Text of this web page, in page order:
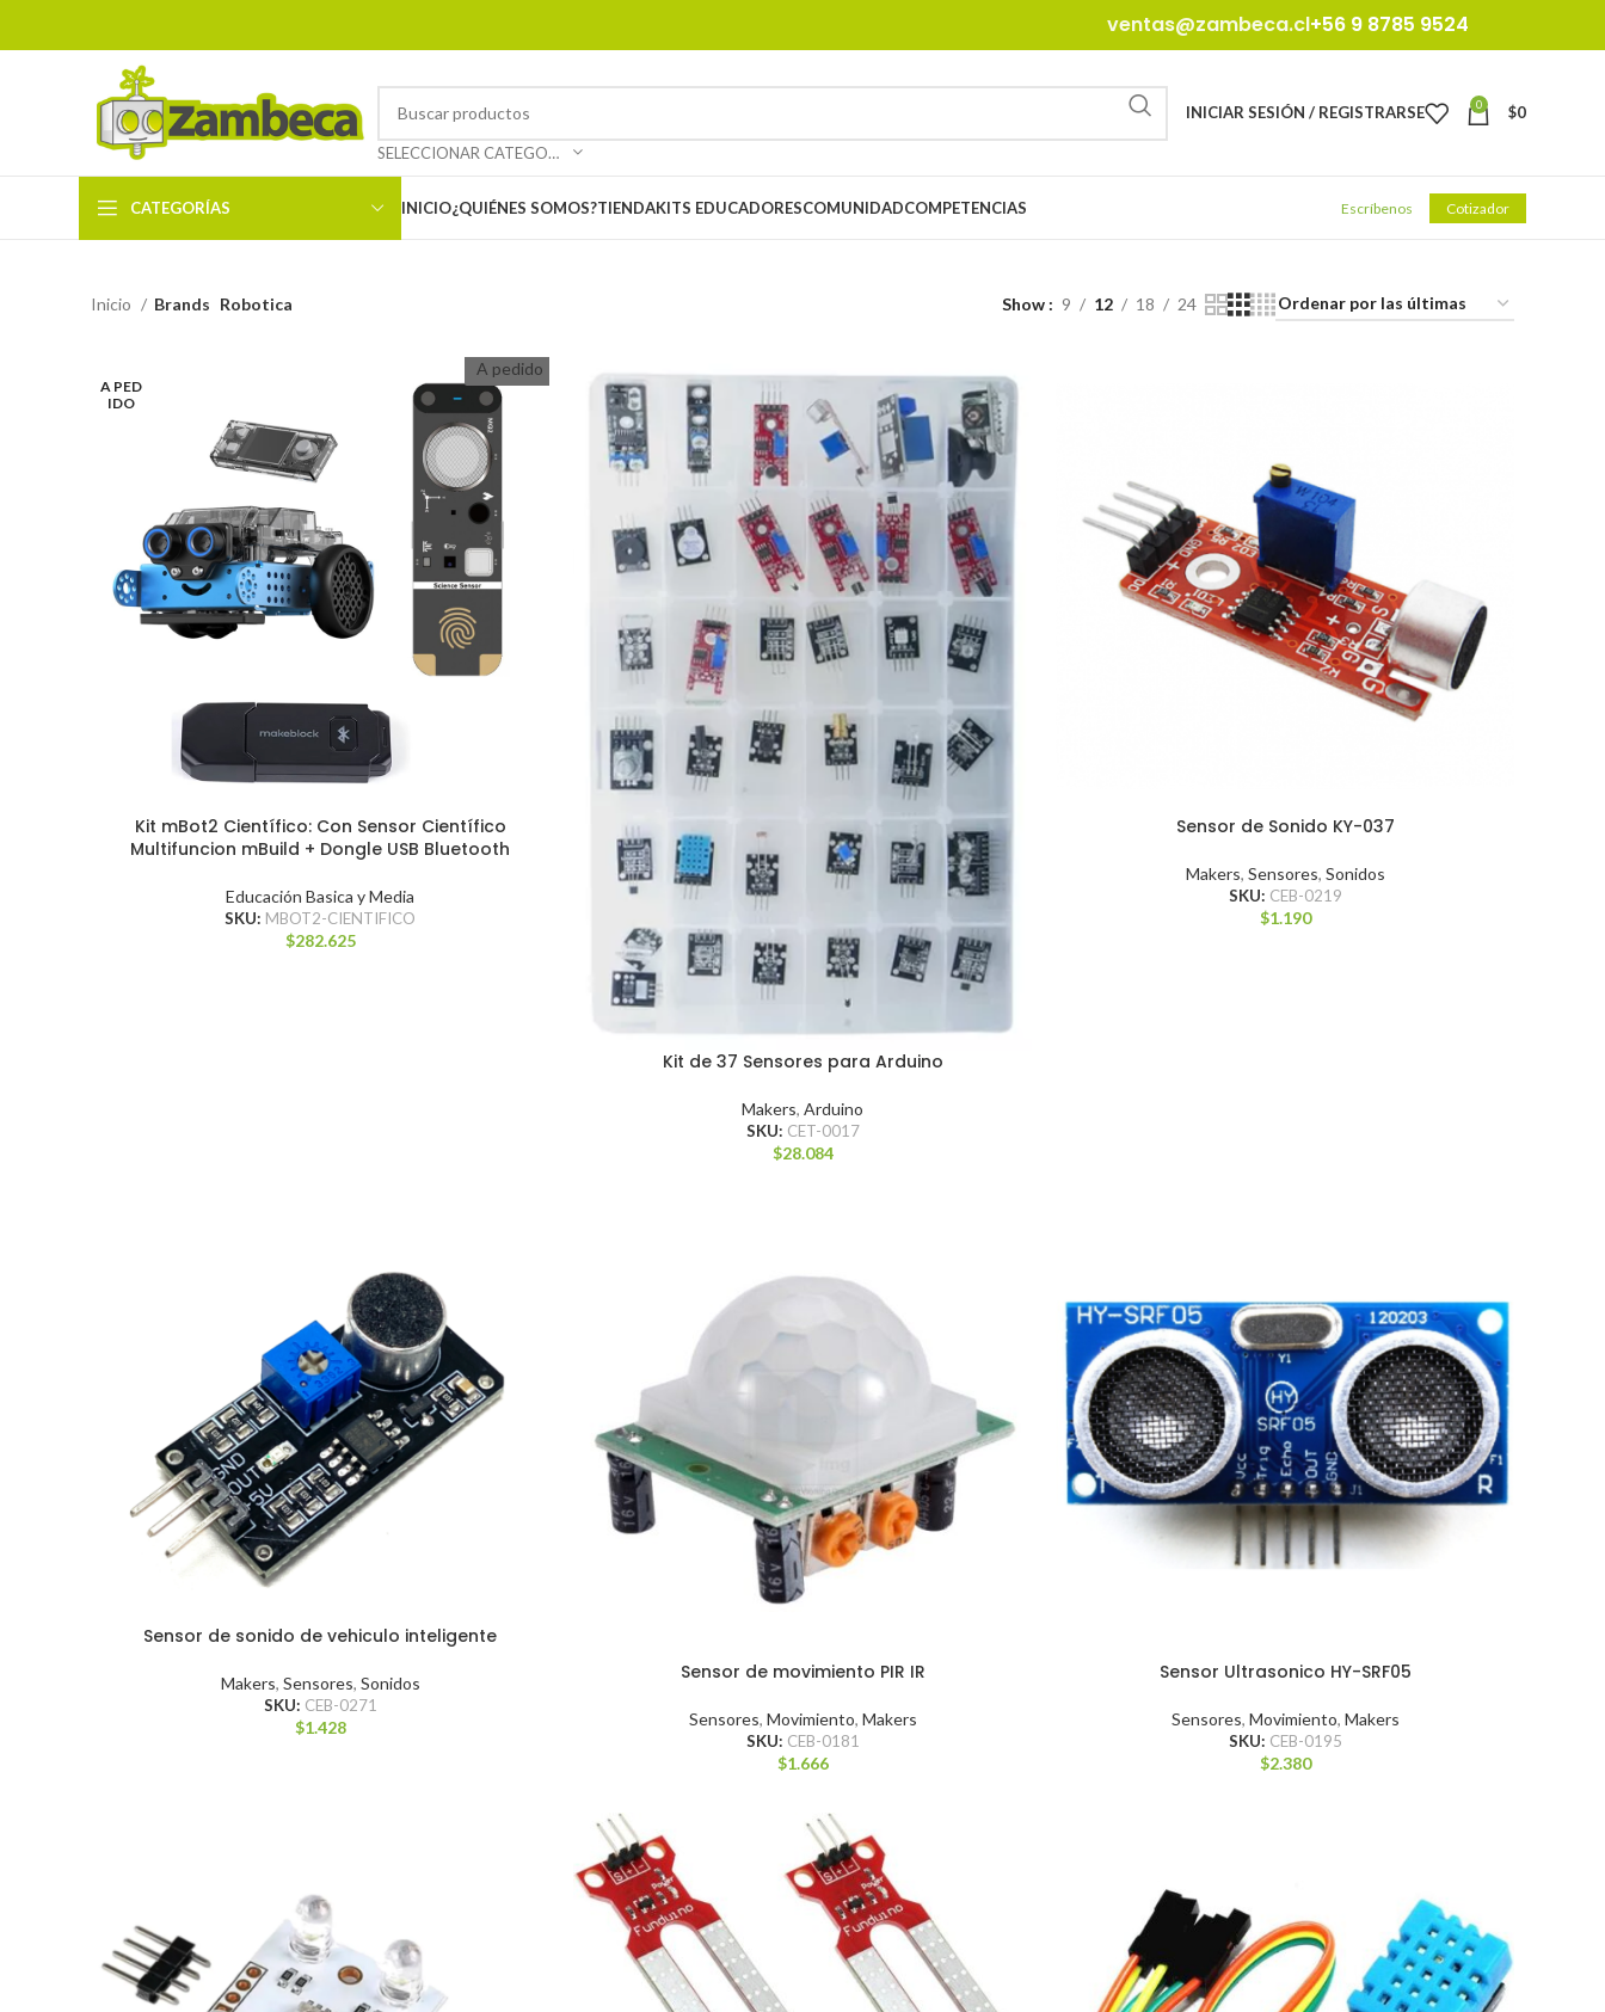
ventas@zambeca.cl+56 9 8785 9524
SELECCIONAR CATEGORÍA
INICIAR SESIÓN / REGISTRARSE 0 $0
CATEGORÍAS INICIO¿QUIÉNES SOMOS?TIENDAKITS EDUCADORESCOMUNIDADCOMPETENCIAS Escríbenos Cotizador
Inicio Brands Robotica Show 9 12 18 24
A PED
IDO
A pedido
Kit mBot2 Científico: Con Sensor Científico
Multifuncion mBuild + Dongle USB Bluetooth
Educación Basica y Media
SKU: MBOT2-CIENTIFICO
$282.625
Kit de 37 Sensores para Arduino
Makers, Arduino
SKU: CET-0017
$28.084
Sensor de Sonido KY-037
Makers, Sensores, Sonidos
SKU: CEB-0219
$1.190
Sensor de sonido de vehiculo inteligente
Makers, Sensores, Sonidos
SKU: CEB-0271
$1.428
Sensor de movimiento PIR IR
Sensores, Movimiento, Makers
SKU: CEB-0181
$1.666
Sensor Ultrasonico HY-SRF05
Sensores, Movimiento, Makers
SKU: CEB-0195
$2.380